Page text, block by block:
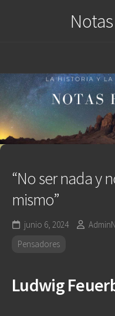
“No ser nada y
mismo”
junio 6, 2024
Pensadores
Ludwig